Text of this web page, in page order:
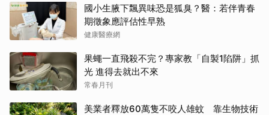
國小生腋下飄異味恐是狐臭？醫：若伴青春
期徵象應評估性早熟
健康醫療網
果蠅一直飛殺不完？專家教「自製1陷阱」抓
光 進得去就出不來
常春月刊
美業者釋放60萬隻不咬人雄蚊 靠生物技術